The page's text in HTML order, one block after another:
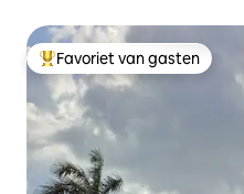
Topfavoriet van gasten
Favoriet van gasten